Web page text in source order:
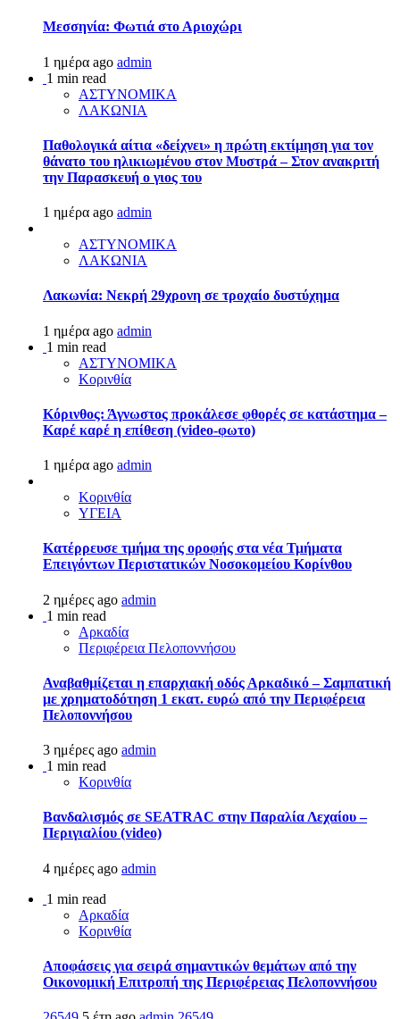
Μεσσηνία: Φωτιά στο Αριοχώρι
1 ημέρα ago admin
1 min read
ΑΣΤΥΝΟΜΙΚΑ
ΛΑΚΩΝΙΑ
Παθολογικά αίτια «δείχνει» η πρώτη εκτίμηση για τον
θάνατο του ηλικιωμένου στον Μυστρά – Στον ανακριτή
την Παρασκευή ο γιος του
1 ημέρα ago admin
ΑΣΤΥΝΟΜΙΚΑ
ΛΑΚΩΝΙΑ
Λακωνία: Νεκρή 29χρονη σε τροχαίο δυστύχημα
1 ημέρα ago admin
1 min read
ΑΣΤΥΝΟΜΙΚΑ
Κορινθία
Κόρινθος: Άγνωστος προκάλεσε φθορές σε κατάστημα –
Καρέ καρέ η επίθεση (video-φωτο)
1 ημέρα ago admin
Κορινθία
ΥΓΕΙΑ
Kατέρρευσε τμήμα της οροφής στα νέα Τμήματα
Επειγόντων Περιστατικών Νοσοκομείου Κορίνθου
2 ημέρες ago admin
1 min read
Αρκαδία
Περιφέρεια Πελοποννήσου
Αναβαθμίζεται η επαρχιακή οδός Αρκαδικό – Σαμπατική
με χρηματοδότηση 1 εκατ. ευρώ από την Περιφέρεια
Πελοποννήσου
3 ημέρες ago admin
1 min read
Κορινθία
Βανδαλισμός σε SEATRAC στην Παραλία Λεχαίου –
Περιγιαλίου (video)
4 ημέρες ago admin
1 min read
Αρκαδία
Κορινθία
Αποφάσεις για σειρά σημαντικών θεμάτων από την
Οικονομική Επιτροπή της Περιφέρειας Πελοποννήσου